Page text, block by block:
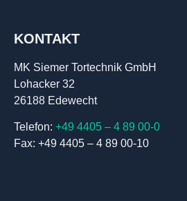
KONTAKT
MK Siemer Tortechnik GmbH
Lohacker 32
26188 Edewecht
Telefon: +49 4405 – 4 89 00-0
Fax: +49 4405 – 4 89 00-10